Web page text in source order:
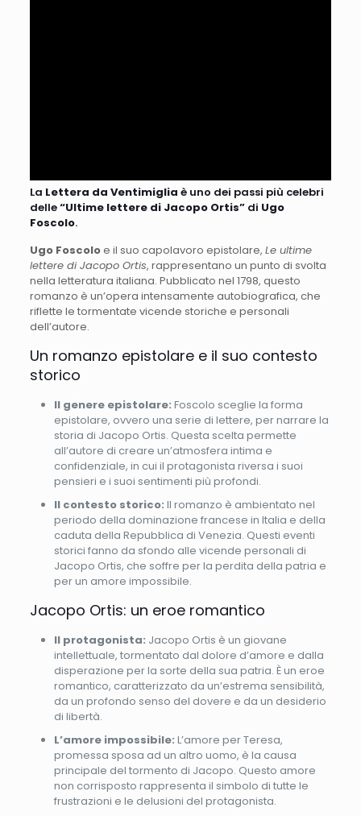
La Lettera da Ventimiglia è uno dei passi più celebri
delle“Ultime lettere di Jacopo Ortis”di Ugo
Foscolo.
Ugo Foscoloe il suo capolavoro epistolare, Le ultime
lettere di Jacopo Ortis, rappresentano un punto di svolta
nella letteratura italiana. Pubblicato nel 1798, questo
romanzo è un’opera intensamente autobiografica, che
riflette le tormentate vicende storiche e personali
dell’autore.
Un romanzo epistolare e il suo contesto
storico
Il genere epistolare: Foscolo sceglie la forma
epistolare, ovvero una serie di lettere, per narrare la
storia di Jacopo Ortis. Questa scelta permette
all’autore di creare un’atmosfera intima e
confidenziale, in cui il protagonista riversa i suoi
pensieri e i suoi sentimenti più profondi.
Il contesto storico: Il romanzo è ambientato nel
periodo della dominazione francese in Italia e della
caduta della Repubblica di Venezia. Questi eventi
storici fanno da sfondo alle vicende personali di
Jacopo Ortis, che soffre per la perdita della patria e
per un amore impossibile.
Jacopo Ortis: un eroe romantico
Il protagonista: Jacopo Ortis è un giovane
intellettuale, tormentato dal dolore d’amore e dalla
disperazione per la sorte della sua patria. È un eroe
romantico, caratterizzato da un’estrema sensibilità,
da un profondo senso del dovere e da un desiderio
di libertà.
L’amore impossibile: L’amore per Teresa,
promessa sposa ad un altro uomo, è la causa
principale del tormento di Jacopo. Questo amore
non corrisposto rappresenta il simbolo di tutte le
frustrazioni e le delusioni del protagonista.